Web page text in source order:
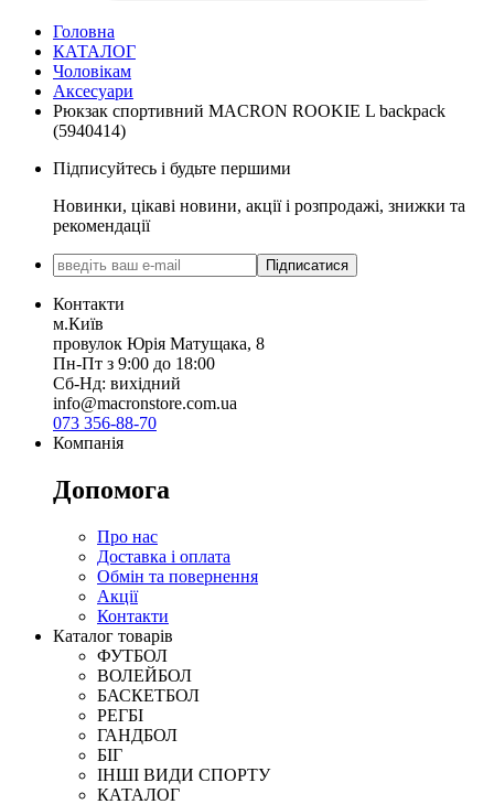
Головна
КАТАЛОГ
Чоловікам
Аксесуари
Рюкзак спортивний MACRON ROOKIE L backpack
(5940414)
Підписуйтесь і будьте першими
Новинки, цікаві новини, акції і розпродажі, знижки та
рекомендації
Підписатися
Контакти
м.Київ
провулок Юрія Матущака, 8
Пн-Пт з 9:00 до 18:00
Сб-Нд: вихідний
info@macronstore.com.ua
073 356-88-70
Компанія
Допомога
Про нас
Доставка і оплата
Обмін та повернення
Акції
Контакти
Каталог товарів
ФУТБОЛ
ВОЛЕЙБОЛ
БАСКЕТБОЛ
РЕГБІ
ГАНДБОЛ
БІГ
ІНШІ ВИДИ СПОРТУ
КАТАЛОГ